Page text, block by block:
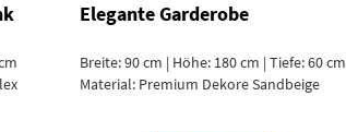
Elegante Garderobe
Breite: 90 cm | Höhe: 180 cm | Tiefe: 60 cm
Material: Premium Dekore Sand­beige